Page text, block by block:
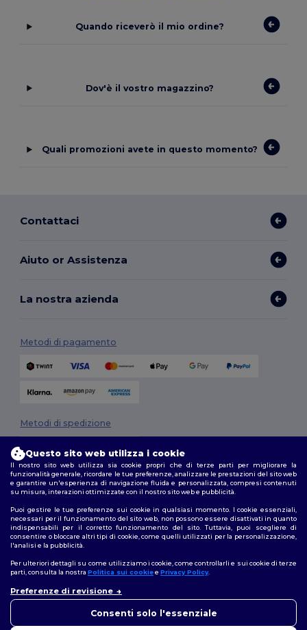
Quando riceverò il mio ordine?
Dov'è il vostro magazzino?
Quali promozioni avete in questo momento?
Contattaci
Aiuto or Assistenza
La nostra azienda
Metodi di pagamento
Metodi di spedizione
2026. Tutti i diritti riservati
Termini e Condizioni|Politica di personalizzazione
privacy|Politica sui cookie|Site Map
Seguici
Questo sito web utilizza i cookie
Il nostro sito web utilizza sia cookie propri che di terze parti per migliorare la
funzionalità generale, ricordare le tue preferenze, analizzare le prestazioni del sito web
e garantire un'esperienza di navigazione fluida e personalizzata, compresi contenuti
su misura, interazioni ottimizzate con il nostro sito web e pubblicità.
Puoi gestire le tue preferenze sui cookie in qualsiasi momento. I cookie essenziali,
necessari per il funzionamento del sito web, non possono essere disattivati in quanto
indispensabili per il corretto funzionamento del sito. Tuttavia, puoi scegliere di
consentire o bloccare altri tipi di cookie, come quelli utilizzati per la personalizzazione,
l'analisi e la pubblicità.
Per ulteriori dettagli su come utilizziamo i cookie, come controllarli e sui cookie di terze
parti, consulta la nostra Politica sui cookiee Privacy Policy.
Preferenze di revisione
Consenti solo l'essenziale